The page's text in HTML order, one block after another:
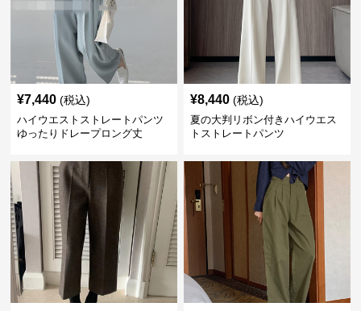
¥7,440 (税込)
ハイウエストストレートパンツ
ゆったりドレープロング丈
¥8,440 (税込)
夏の大判リボン付きハイウエス
トストレートパンツ